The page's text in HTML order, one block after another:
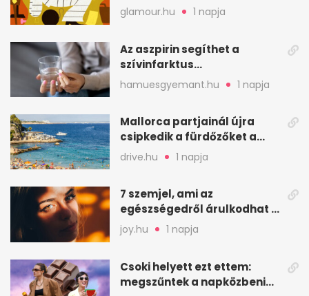
glamour.hu 1 napja
Az aszpirin segíthet a
szívinfarktus
megelőzésében, de nem
mindenkinek
hamuesgyemant.hu 1 napja
Mallorca partjainál újra
csipkedik a fürdőzőket a
halak a sekély vízben
drive.hu 1 napja
7 szemjel, ami az
egészségedről árulkodhat –
erre figyelj oda
joy.hu 1 napja
Csoki helyett ezt ettem:
megszűntek a napközbeni